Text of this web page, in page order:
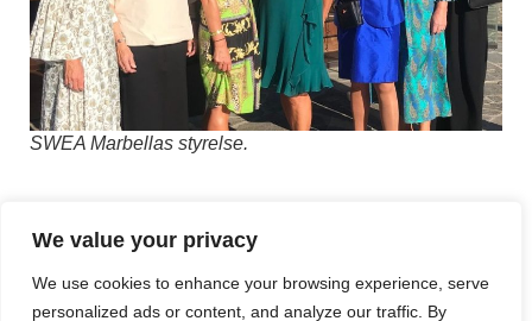
We value your privacy
We use cookies to enhance your browsing experience, serve
personalized ads or content, and analyze our traffic. By
SWEA Marbellas styrelse.
kanapéer följt av en 3-rätters middag bestående av
bland annat kaprisdoftande laxcarpaccio, oxkötts-tataki
och äppelkaka, med extra av allt. Men redan före